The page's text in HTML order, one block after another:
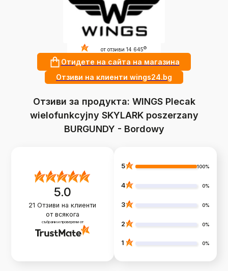
4.9 от отзиви 14 645 ?
Отидете на сайта на магазина
Отзиви на клиенти wings24.bg
Отзиви за продукта: WINGS Plecak
wielofunkcyjny SKYLARK poszerzany
BURGUNDY - Bordowy
5.0
21 Отзиви на клиенти
от всякога
събрани и проверени от
5 100%
4 0%
3 0%
2 0%
1 0%